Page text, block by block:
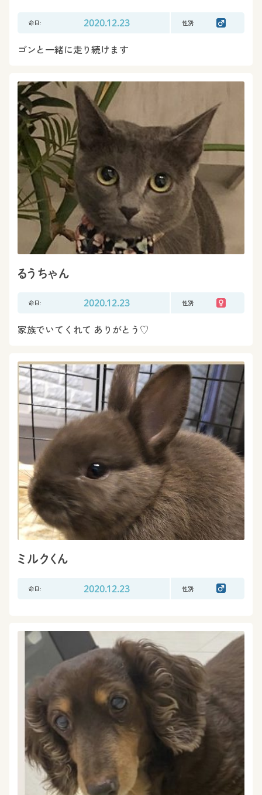
命日: 2020.12.23 性別:
ゴンと一緒に走り続けます
るうちゃん
命日: 2020.12.23 性別:
家族でいてくれて ありがとう♡
ミルクくん
命日: 2020.12.23 性別: